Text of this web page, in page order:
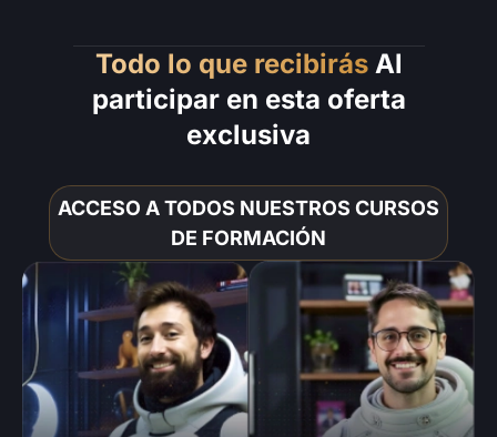
Todo lo que recibirásAl
participar en esta oferta
exclusiva
ACCESO A TODOS NUESTROS CURSOS
DE FORMACIÓN